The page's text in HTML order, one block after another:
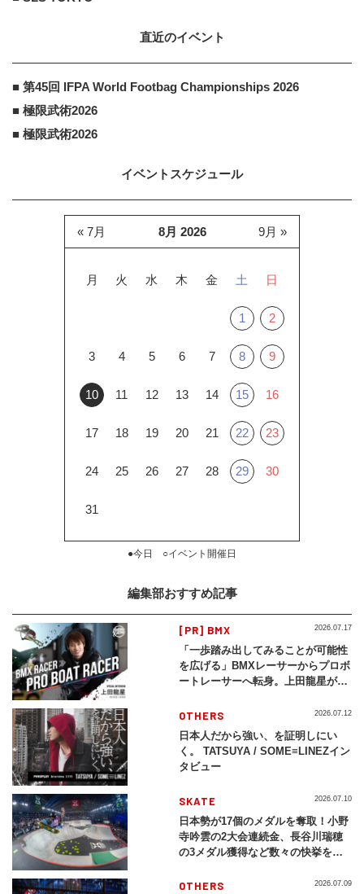
直近のイベント
■ 第45回 IFPA World Footbag Championships 2026
■ 極限武術2026
■ 極限武術2026
イベントスケジュール
8月 2026
月 火 水 木 金 土 日
1 2
3 4 5 6 7 8 9
10 11 12 13 14 15 16
17 18 19 20 21 22 23
24 25 26 27 28 29 30
31
« 7月 9月 »
●今日 ○イベント開催日
編集部おすすめ記事
[PR] BMX
「一歩踏み出してみることが可能性
を広げる」BMXレーサーからプロボ
ートレーサーへ転身。上田龍星が体
2026.07.17
OTHERS
日本人だから強い、を証明しにい
く。 TATSUYA / SOME≡LINEZイン
タビュー
2026.07.12
SKATE
日本勢が17個のメダルを奪取！小野
寺吟雲の2大会連続金、長谷川瑞穂
の3メダル獲得など数々の快挙をプ
2026」
2026.07.10
OTHERS 2026.07.09